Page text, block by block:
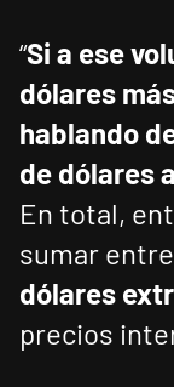
“Si a ese
dólares
hablando
de dólares
En total,
sumar entre
dólares
precios